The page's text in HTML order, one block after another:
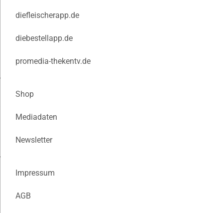
diefleischerapp.de
diebestellapp.de
promedia-thekentv.de
Shop
Mediadaten
Newsletter
Impressum
AGB